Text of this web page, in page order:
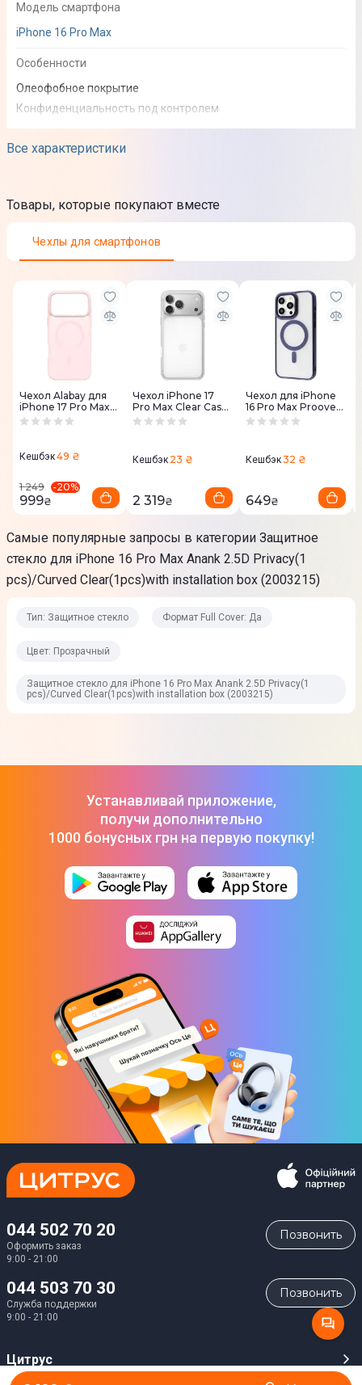
Все характеристики
Модель смартфона
iPhone 16 Pro Max
Особенности
Олеофобное покрытие
Конфиденциальность под контролем
Инсталляционный бокс
Юридическая информация
Товар может отличаться от представленного на фото,
характеристики и комплектация могут изменяться
производителем. Подробности уточняйте у менеджера
Товары, которые покупают вместе
Чехлы для смартфонов
Чехол Alabay для
iPhone 17 Pro Max
ACM17PM Cloud
Кешбэк49 ₴
1 249 -20%
999₴
Чехол iPhone 17
Pro Max Clear Case
with MagSafe
Кешбэк 23 ₴
2 319₴
Чeхол для iPhone
16 Pro Max Proove
Blur Case with
Кешбэк32 ₴
649₴
Самые популярные запросы в категории Защитное
стекло для iPhone 16 Pro Max Anank 2.5D Privacy(1
pcs)/Curved Clear(1pcs)with installation box (2003215)
Тип: Защитное стекло Формат Full Cover: Да
Цвет: Прозрачный
Защитное стекло для iPhone 16 Pro Max Anank 2.5D Privacy(1
pcs)/Curved Clear(1pcs)with installation box (2003215)
Устанавливай приложение,
получи дополнительно
1000 бонусных грн на первую покупку!
044 502 70 20
Оформить заказ
9:00 - 21:00
Позвонить
044 503 70 30
Служба поддержки
9:00 - 21:00
Позвонить
Цитрус